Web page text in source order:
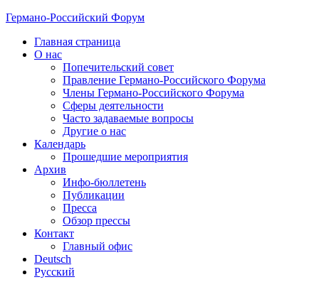
Германо-Российский Форум
Главная страница
О нас
Попечительский совет
Правление Германо-Российского Форума
Члены Германо-Российского Форума
Сферы деятельности
Часто задаваемые вопросы
Другие о нас
Календарь
Прошедшие мероприятия
Архив
Инфо-бюллетень
Публикации
Пресса
Обзор прессы
Контакт
Главный офис
Deutsch
Русский